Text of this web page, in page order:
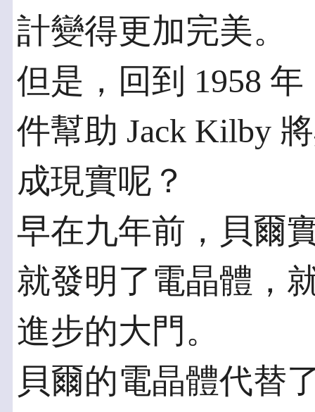
計變得更加完美。
但是，回到 1958
件幫助 Jack Kilby
成現實呢？
早在九年前，貝爾
就發明了電晶體，
進步的大門。
貝爾的電晶體代替